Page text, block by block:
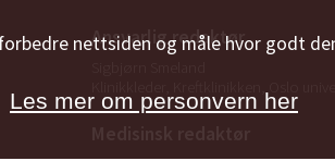
nettsiden og måle hvor godt
Les mer om personvern her
Ansvarlig redaktør